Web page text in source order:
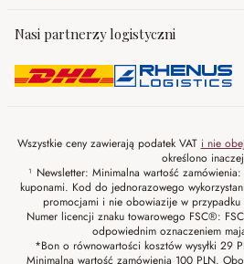
Nasi partnerzy logistyczni
Wszystkie ceny zawierają podatek VAT i nie
określono
¹ Newsletter: Minimalna wartość
kuponami. Kod do jednorazowego
promocjami i nie obowiazije w przypadku
Numer licencji znaku towarowego FSC®:
odpowiednim oznaczeniem
*Bon o równowartości kosztów wysyłki 29
Minimalna wartość zamówienia 100 PLN.